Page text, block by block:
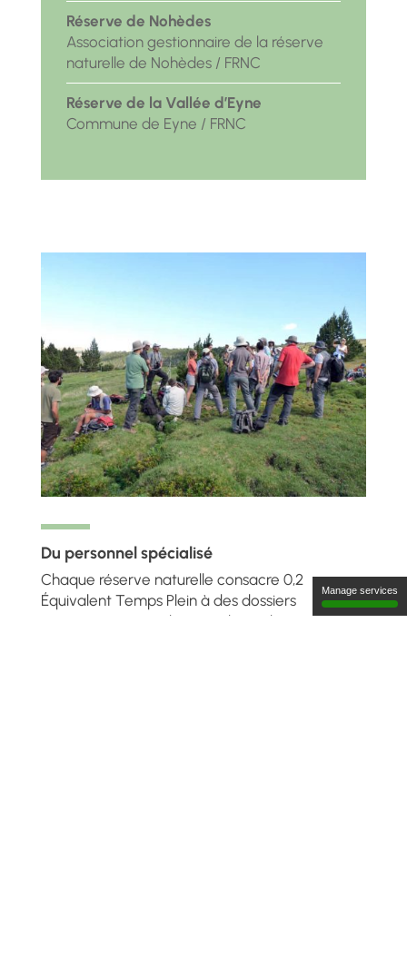
Réserve de Nohèdes
Association gestionnaire de la réserve
naturelle de Nohèdes / FRNC
Réserve de la Vallée d’Eyne
Commune de Eyne / FRNC
Du personnel spécialisé
Chaque réserve naturelle consacre 0,2
Équivalent Temps Plein à des dossiers
communs comme les grands prédateurs, la
Manage services